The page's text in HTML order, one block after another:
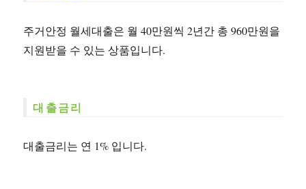
주거안정 월세대출은 월 40만원씩 2년간 총 960만원을
지원받을 수 있는 상품입니다.
대출금리
대출금리는 연 1% 입니다.